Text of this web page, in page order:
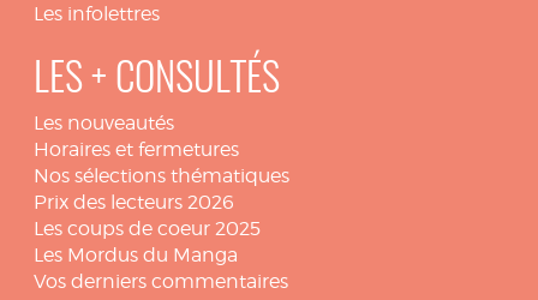
Les infolettres
LES + CONSULTÉS
Les nouveautés
Horaires et fermetures
Nos sélections thématiques
Prix des lecteurs 2026
Les coups de coeur 2025
Les Mordus du Manga
Vos derniers commentaires